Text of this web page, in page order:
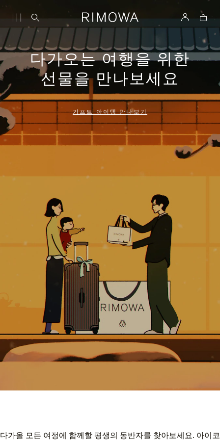
다가오는 여행을 위한
선물을 만나보세요
기프트 아이템 만나보기
다가올 모든 여정에 함께할 평생의 동반자를 찾아보세요. 아이코